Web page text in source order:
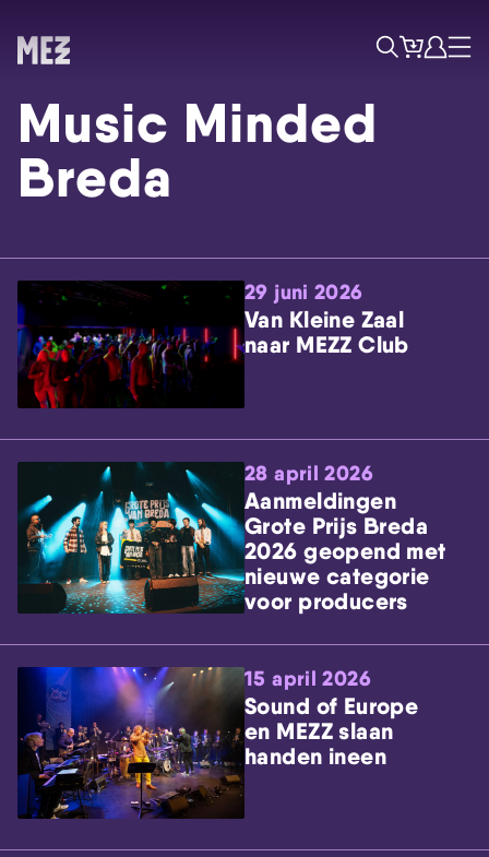
Skip navigatie
ZoekTicketsAccount
Menu
Music Minded
Breda
29 juni 2026
Van Kleine Zaal
naar MEZZ Club
28 april 2026
Aanmeldingen
Grote Prijs Breda
2026 geopend met
nieuwe categorie
voor producers
15 april 2026
Sound of Europe
en MEZZ slaan
handen ineen